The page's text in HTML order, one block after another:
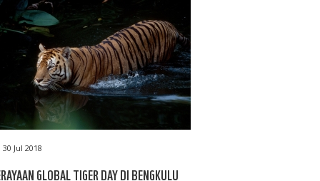
30 Jul 2018
GLOBAL TIGER DAY DI BENGKULU